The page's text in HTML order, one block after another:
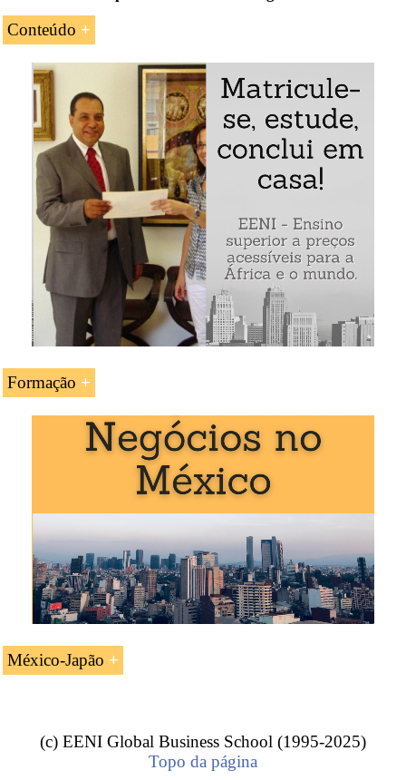
Conteúdo
Introdução ao Acordo para o fortalecimento da
Associação Económica entre o México e oJapão
O valor de conteúdo regional
O certificado de origem do acordo
O comércio internacional México-Japão
Formação
Acordo de Associação México-Japão
estudada nos seguintes programas ministrados pela EENI
Global Business School:
Mestrado em Negócios Internacionais
México-Japão
Económica).
(c) EENI Global Business School (1995-2025)
Topo da página